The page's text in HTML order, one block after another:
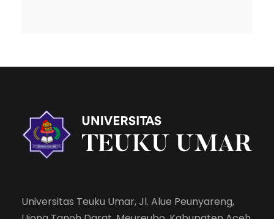
Universitas Teuku Umar, Jl. Alue Peunyareng,